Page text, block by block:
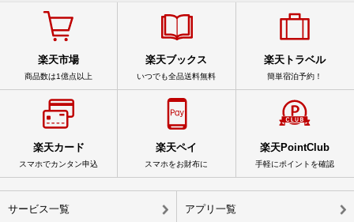
楽天市場
商品数は1億点以上
楽天ブックス
いつでも全品送料無料
楽天トラベル
簡単宿泊予約！
楽天カード
スマホでカンタン申込
楽天ペイ
スマホをお財布に
楽天PointClub
手軽にポイントを確認
サービス一覧 アプリ一覧